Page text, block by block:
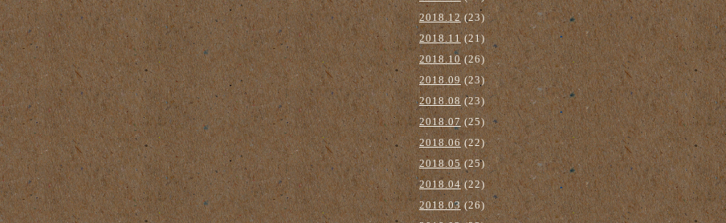
2018.12 (23)
2018.11(21)
2018.10(26)
2018.09(23)
2018.08(23)
2018.07(25)
2018.06 (22)
2018.05(25)
2018.04(22)
2018.03(26)